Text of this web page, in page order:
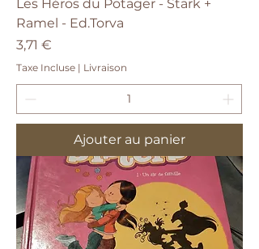
Les Héros du Potager - Stark +
Ramel - Ed.Torva
Prix
3,71 €
Taxe Incluse | Livraison
Ajouter au panier